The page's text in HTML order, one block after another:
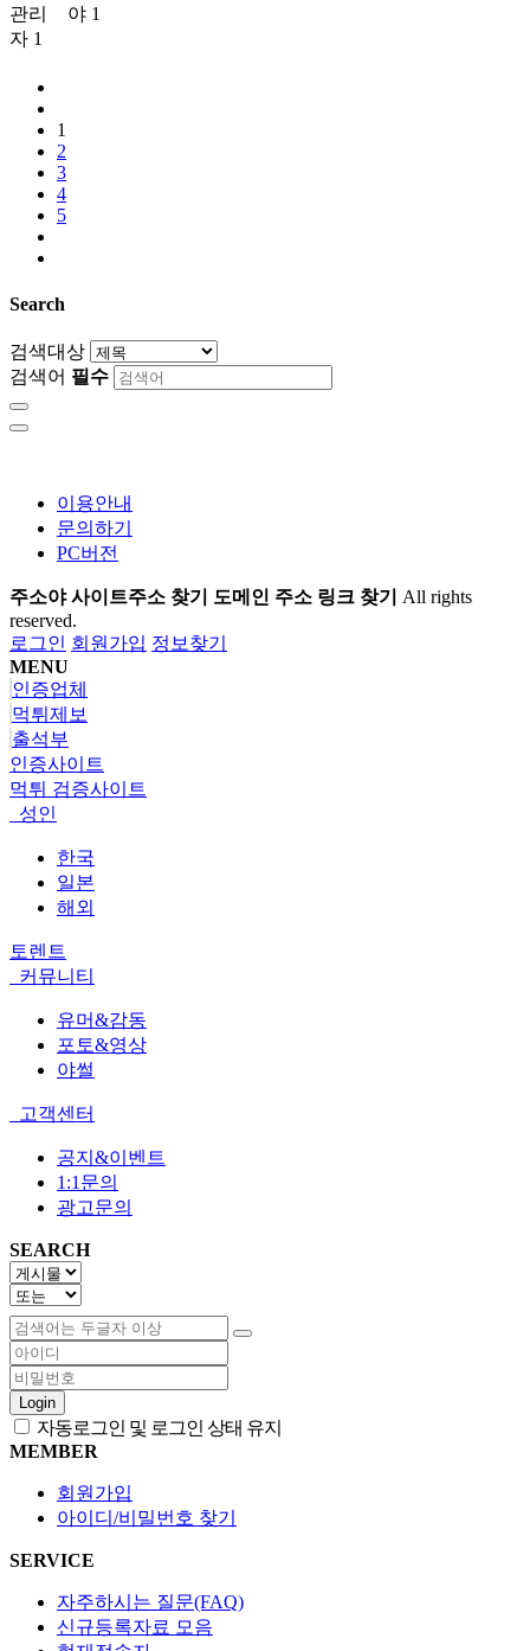
관리
자 1
야 1
1
2
3
4
5
Search
검색대상
검색어 필수
이용안내
문의하기
PC버전
주소야 사이트주소 찾기 도메인 주소 링크 찾기 All rights
reserved.
로그인 회원가입 정보찾기
MENU
인증업체
먹튀제보
출석부
인증사이트
먹튀 검증사이트
성인
한국
일본
해외
토렌트
커뮤니티
유머&감동
포토&영상
야썰
고객센터
공지&이벤트
1:1문의
광고문의
SEARCH
Login
자동로그인 및 로그인 상태 유지
MEMBER
회원가입
아이디/비밀번호 찾기
SERVICE
자주하시는 질문(FAQ)
신규등록자료 모음